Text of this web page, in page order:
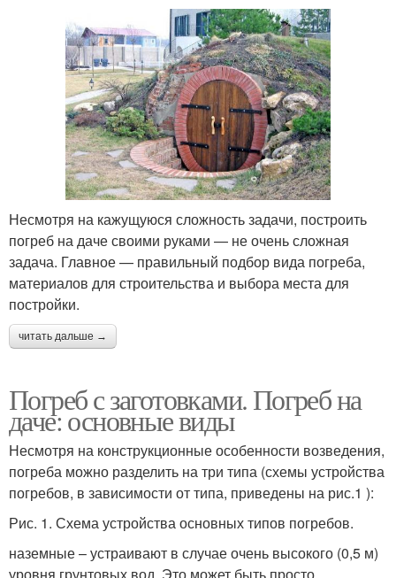
Несмотря на кажущуюся сложность задачи, построить
погреб на даче своими руками — не очень сложная
задача. Главное — правильный подбор вида погреба,
материалов для строительства и выбора места для
постройки.
читать дальше →
Погреб с заготовками. Погреб на
даче: основные виды
Несмотря на конструкционные особенности возведения,
погреба можно разделить на три типа (схемы устройства
погребов, в зависимости от типа, приведены на рис.1 ):
Рис. 1. Схема устройства основных типов погребов.
наземные – устраивают в случае очень высокого (0,5 м)